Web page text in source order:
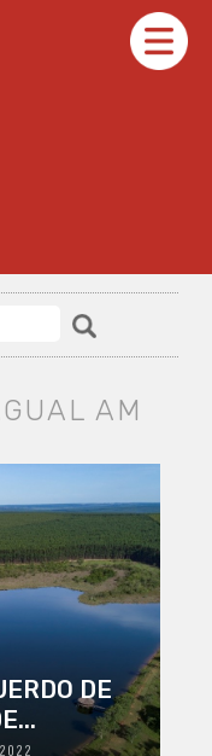
AM
DE
2022